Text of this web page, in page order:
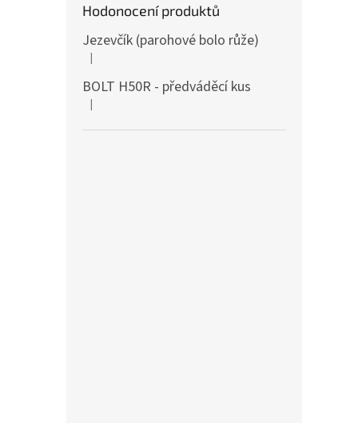
Hodonocení produktů
Jezevčík (parohové bolo růže)
Hodnocení produktu je 5 z 5 hvězdiček.
|
BOLT H50R - předváděcí kus
Hodnocení produktu je 5 z 5 hvězdiček.
|